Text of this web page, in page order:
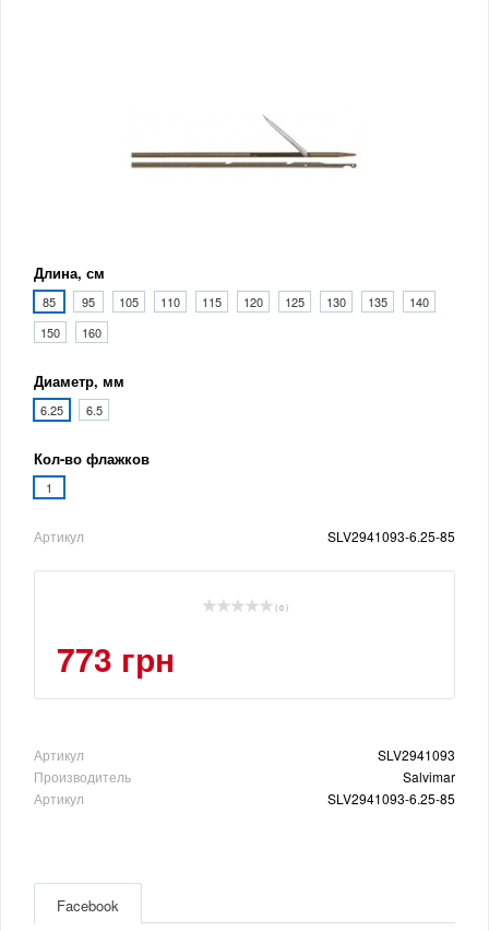
Длина, см
85 95 105 110 115 120 125 130 135
140
150
160
Диаметр, мм
6.25 6.5
Кол-во флажков
1
Артикул SLV2941093-6.25-85
( 0 )
773 грн
Артикул
SLV2941093
Производитель
Salvimar
Артикул
SLV2941093-6.25-85
Facebook